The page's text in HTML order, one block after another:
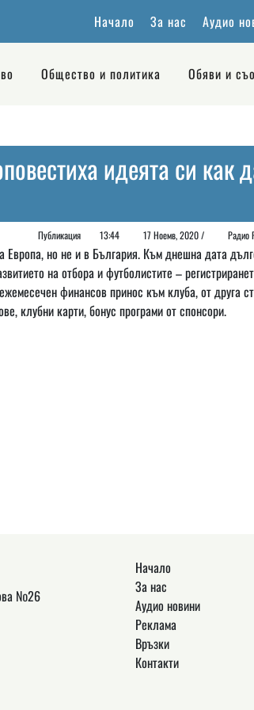
Начало За нас Аудио
Общество и политика Обяви и
идеята си как
Публикация 13:44 17 Ноемв, 2020 / Радио
Европа, но не и в България. Към днешна дата
на отбора и футболистите –
финансов принос към клуба, от друга
клубни карти, бонус програми от спонсори.
№26
Начало
За нас
Аудио новини
Реклама
Връзки
Контакти